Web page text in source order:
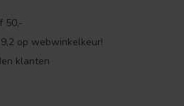
50,-
op webwinkelkeur!
klanten